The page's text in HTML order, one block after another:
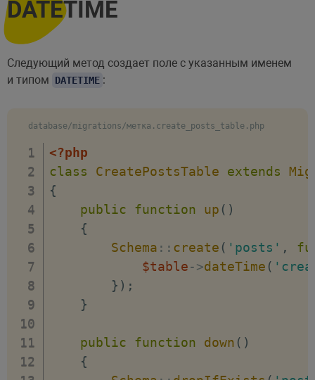
DATETIME
Следующий метод создает поле с указанным именем
и типом
DATETIME :
database/migrations/метка.create_posts_table.php
<?php
class
CreatePostsTable extends
{
public
function up ( )
{
Schema :: create ( 'posts' ,
$table->dateTime (
} ) ;
}
public function down ( )
{